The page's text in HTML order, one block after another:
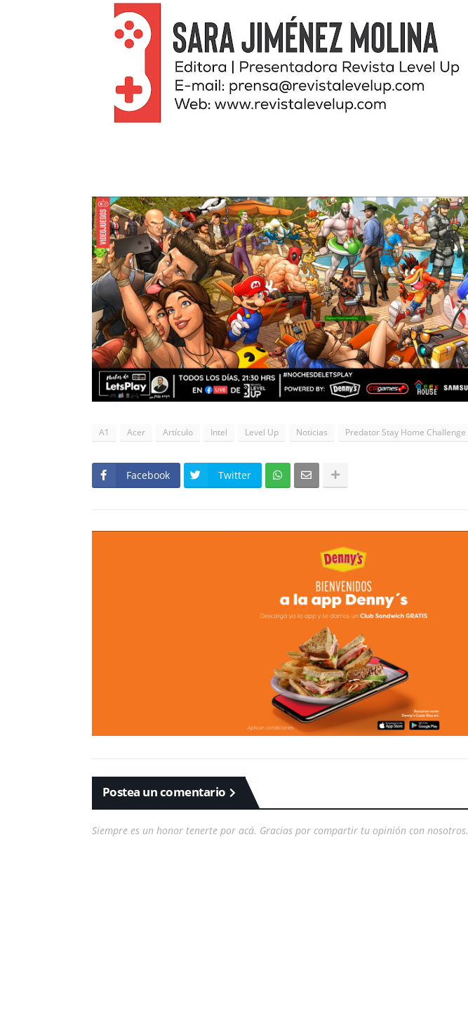
A1 Acer Artículo Intel Level Up Noticias Predator Stay Home Challenge
Facebook Twitter
Postea un comentario
Siempre es un honor tenerte por acá. Gracias por compartir tu opinión con nosotros.